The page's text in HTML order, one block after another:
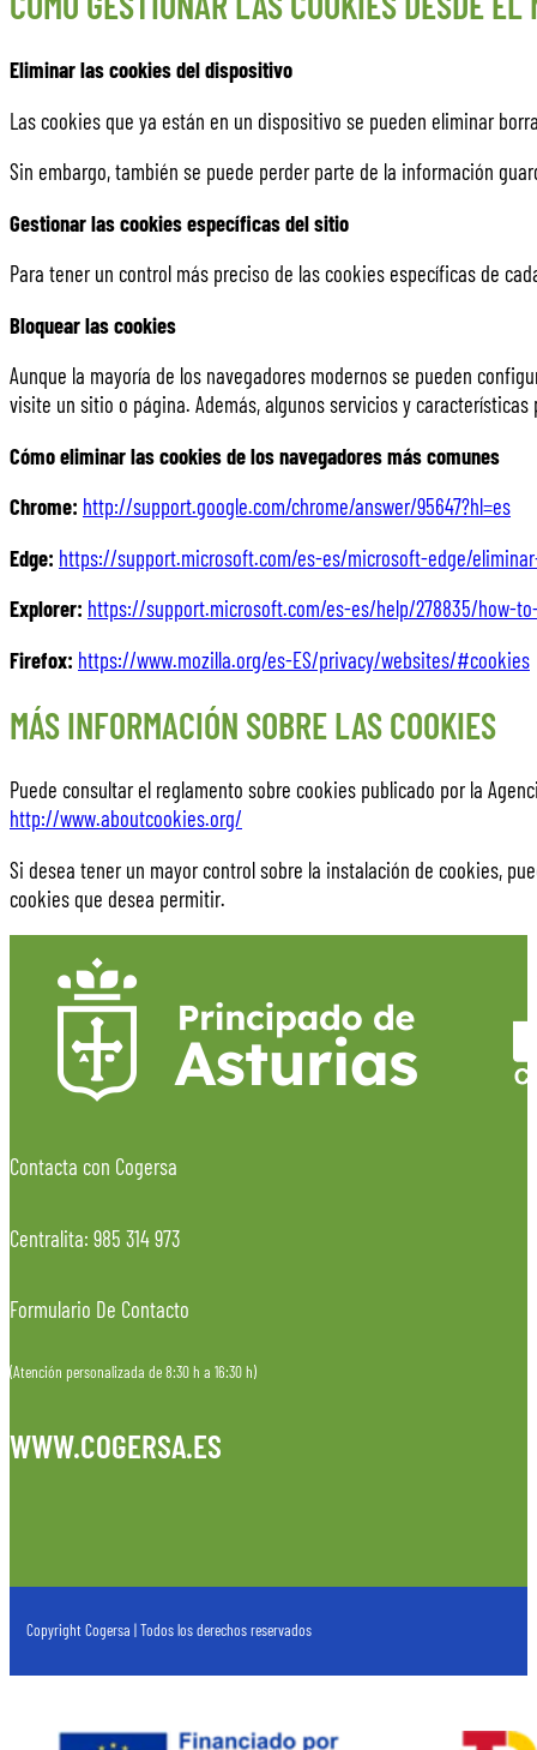
Eliminar las cookies del dispositivo
Las cookies que ya están en un dispositivo se pueden eliminar
Sin embargo, también se puede perder parte de la información
Gestionar las cookies específicas del sitio
Para tener un control más preciso de las cookies específicas de
Bloquear las cookies
Aunque la mayoría de los navegadores modernos se pueden
visite un sitio o página. Además, algunos servicios y
Cómo eliminar las cookies de los navegadores más comunes
Chrome: http://support.google.com/chrome/answer/95647?hl=es
Edge: https://support.microsoft.com/es-es/microsoft-edge/
Explorer: https://support.microsoft.com/es-es/help/278835/how-
Firefox: https://www.mozilla.org/es-ES/privacy/websites/#cookies
MÁS INFORMACIÓN SOBRE LAS COOKIES
Puede consultar el reglamento sobre cookies publicado por la
http://www.aboutcookies.org/
Si desea tener un mayor control sobre la instalación de cookies,
cookies que desea permitir.
Contacta con Cogersa
Centralita: 985 314 973
Formulario De Contacto
(Atención personalizada de 8:30 h a 16:30 h)
WWW.COGERSA.ES
Copyright Cogersa | Todos los derechos reservados